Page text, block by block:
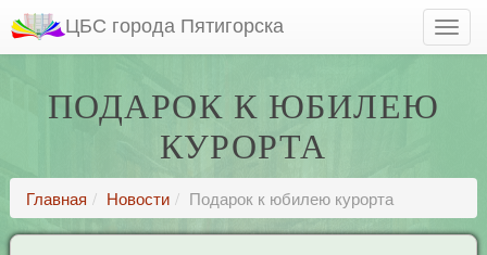
ЦБС города Пятигорска
ПОДАРОК К ЮБИЛЕЮ
КУРОРТА
Главная Новости Подарок к юбилею курорта